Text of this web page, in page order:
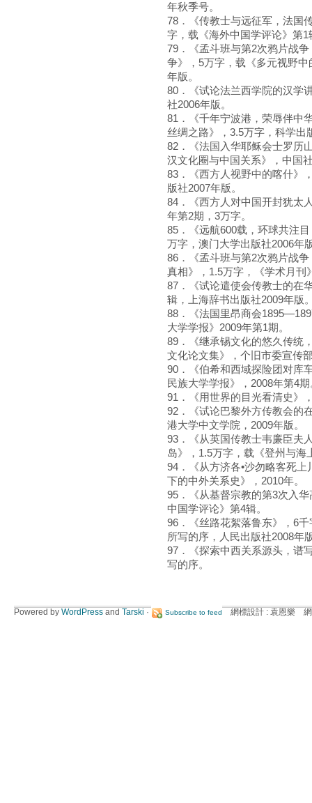
年秋季号。
78．《传教士与远征军，法国
字，载《海外中国学评论》第
79．《孟斗班与第2次鸦片战
争》，5万字，载《多元视野
年版。
80．《试论法兰西学院的汉学
社2006年版。
81．《千年宁波港，荣辱伴中
丝绸之路》，3.5万字，科学出
82．《法国入华耶稣会士罗历
汉文化圈与中国关系》，中国
83．《西方人视野中的喀什》
版社2007年版。
84．《西方人对中国开封犹太
年第2期，3万字。
85．《远航600载，环球共注
万字，澳门大学出版社2006年
86．《孟斗班与第2次鸦片战
真相》，1.5万字，《学术月刊
87．《试论遣使会传教士的在
辑，上海辞书出版社2009年版
88．《法国里昂商会
大学学报》2009年第1期。
89．《继承锡文化的悠久传统
文化论文集》，个旧市委宣传
90．《伯希和西域探险团对库
民族大学学报》，2008年第4
91．《用世界的目光看清史》
92．《试论巴黎外方传教会的
港大学中文学院，2009年版。
93．《从英国传教士韦廉臣夫
岛》，1.5万字，载《登州与海
94．《从方济各•沙勿略客死
下的中外关系史》，2010年。
95．《从基督宗教的第3次入
中国学评论》第4辑。
96．《丝路花絮落鲁东》，6
所写的序，人民出版社2008年
97．《探索中西关系源头，谱
写的序。
Powered by WordPress and Tarski · Subscribe to feed 網標設計 : 袁恩樂 網